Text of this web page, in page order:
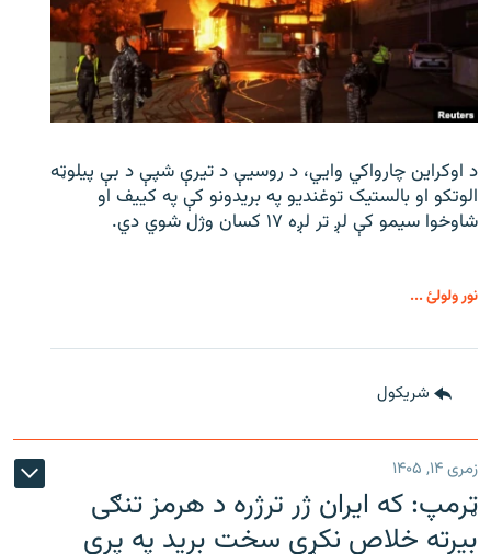
د اوکراین چارواکي وایي، د روسیې د تیرې شپې د بې‌ پیلوټه
الوتکو او بالستیک توغندیو په بریدونو کې په کییف او
شاوخوا سیمو کې لږ تر لږه ۱۷ کسان وژل شوي دي.
نور ولولئ ...
شريکول
زمری ۱۴, ۱۴۰۵
ټرمپ: که ایران ژر ترژره د هرمز تنګی
بیرته خلاص نکړي سخت برید په پرې